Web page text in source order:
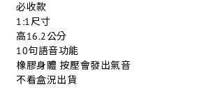
必收款
1:1尺寸
高16.2公分
10句語音功能
橡膠身體 按壓會發出氣音
不看盒況出貨